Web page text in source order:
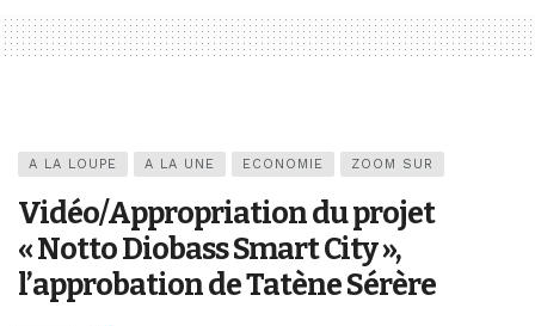
A LA LOUPE A LA UNE ECONOMIE ZOOM SUR
Vidéo/Appropriation du projet
« Notto Diobass Smart City »,
l’approbation de Tatène Sérère